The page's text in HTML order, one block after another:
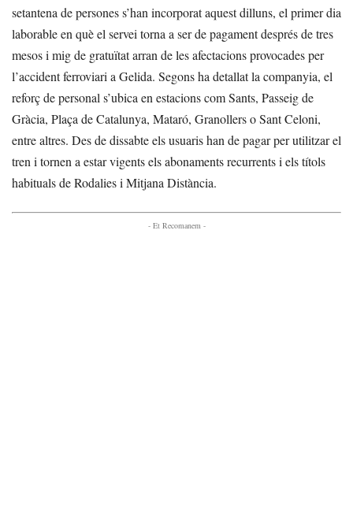
setantena de persones s’han incorporat aquest dilluns, el primer dia
laborable en què el servei torna a ser de pagament després de tres
mesos i mig de gratuïtat arran de les afectacions provocades per
l’accident ferroviari a Gelida. Segons ha detallat la companyia, el
reforç de personal s’ubica en estacions com Sants, Passeig de
Gràcia, Plaça de Catalunya, Mataró, Granollers o Sant Celoni,
entre altres. Des de dissabte els usuaris han de pagar per utilitzar el
tren i tornen a estar vigents els abonaments recurrents i els títols
habituals de Rodalies i Mitjana Distància.
- Et Recomanem -